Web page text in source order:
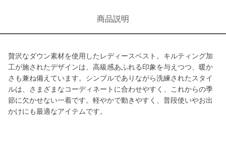
商品説明
贅沢なダウン素材を使用したレディースベスト。キルティング加
工が施されたデザインは、高級感あふれる印象を与えつつ、暖か
さも兼ね備えています。シンプルでありながら洗練されたスタイ
ルは、さまざまなコーディネートに合わせやすく、これからの季
節に欠かせない一着です。軽やかで動きやすく、普段使いやお出
かけにも最適なアイテムです。